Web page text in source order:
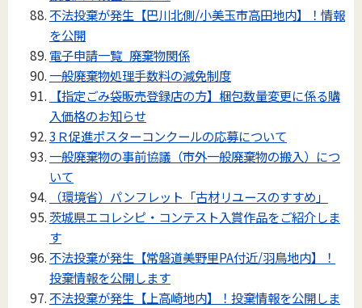
不法投棄が発生【巴川北側/小美玉市高田地内】！情報
を公開
電子申請一覧_廃棄物関係
一般廃棄物処理手数料の減免制度
【指定ごみ袋販売登録店の方】梱包数量変更に係る購
入価格のお知らせ
3Ｒ促進ポスターコンクールの応募について
一般廃棄物の事前協議（市外一般廃棄物の搬入）につ
いて
（環境省）パンフレット「古材リユースのすすめ」
茨城県エコレシピ・コンテスト入賞作品をご紹介しま
す
不法投棄が発生【常磐道美野里PA付近/羽鳥地内】！
投棄情報を公開します
不法投棄が発生【上高崎地内】！投棄情報を公開しま